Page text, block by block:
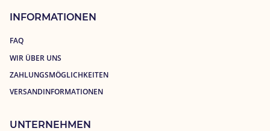
INFORMATIONEN
FAQ
WIR ÜBER UNS
ZAHLUNGSMÖGLICHKEITEN
VERSANDINFORMATIONEN
UNTERNEHMEN